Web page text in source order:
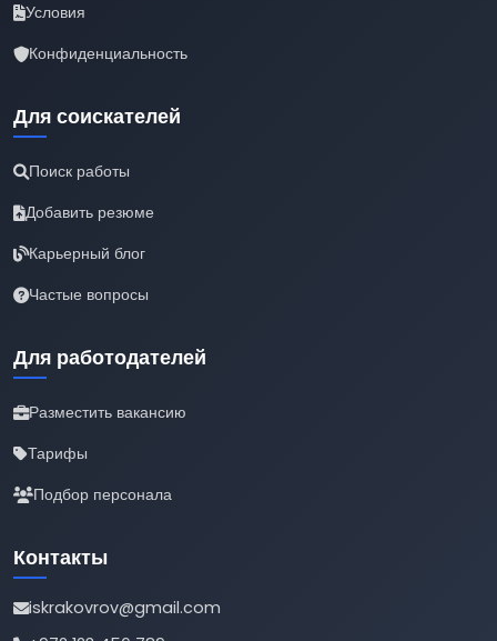
Условия
Конфиденциальность
Для соискателей
Поиск работы
Добавить резюме
Карьерный блог
Частые вопросы
Для работодателей
Разместить вакансию
Тарифы
Подбор персонала
Контакты
iskrakovrov@gmail.com